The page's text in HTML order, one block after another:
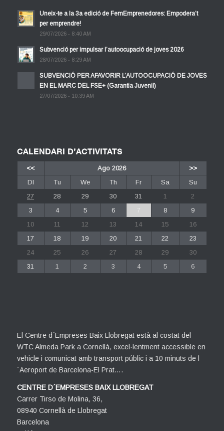
Uneix-te a la 3a edició de FemEmprenedores: Empodera’t
per emprendre!
29/07/2026 - 8:40 AM
Subvenció per impulsar l’autoocupació de joves 2026
28/07/2026 - 8:29 AM
SUBVENCIÓ PER AFAVORIR L’AUTOOCUPACIÓ DE JOVES
EN EL MARC DEL FSE+ (Garantia Juvenil)
27/07/2026 - 10:39 AM
CALENDARI D’ACTIVITATS
<< Ago 2026
>>
Dl
Tu We Th Fr Sa
Su
27
28 29 30 31 1
2
3
4 5 6 7 8
9
10
11 12 13 14 15
16
17
18 19 20 21 22
23
24
25 26 27 28 29
30
31
1 2 3 4 5 6
El Centre d´Empreses Baix Llobregat està al costat del
WTC Almeda Park a Cornellà, excel·lentment accessible en
vehicle i comunicat amb transport públic i a 10 minuts de l
´Aeroport de Barcelona-El Prat….
CENTRE D´EMPRESES BAIX LLOBREGAT
Carrer Tirso de Molina, 36,
08940 Cornellà de Llobregat
Barcelona